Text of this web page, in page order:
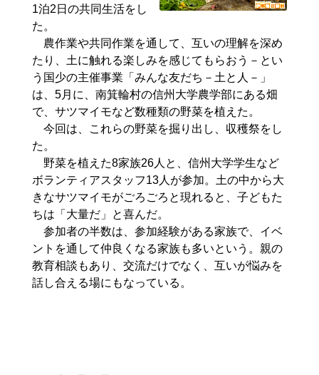
1泊2日の共同生活をし
た。
農作業や共同作業を通して、互いの理解を深め
たり、土に触れる楽しみを感じてもらおう－とい
う国少の主催事業「みんな友だち－土と人－」
は、5月に、南箕輪村の信州大学農学部にある畑
で、サツマイモなど数種類の野菜を植えた。
今回は、これらの野菜を掘り出し、収穫祭をし
た。
野菜を植えた8家族26人と、信州大学学生など
ボランティアスタッフ13人が参加。土の中から大
きなサツマイモがごろごろと現れると、子どもた
ちは「大量だ」と喜んだ。
参加者の半数は、参加経験がある家族で、イベ
ントを通して仲良くなる家族も多いという。親の
教育相談もあり、交流だけでなく、互いが悩みを
話し合える場にもなっている。